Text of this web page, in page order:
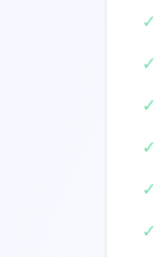
✓
✓
✓
✓
✓
✓